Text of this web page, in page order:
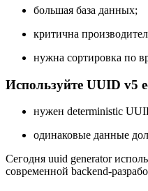
большая база данных;
критична
нужна сортировка по
Используйте UUID v5
нужен deterministic
одинаковые данные
Сегодня uuid generator
современной backend-